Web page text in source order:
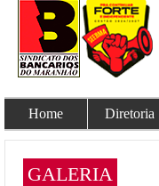
Home Diretoria
GALERIA